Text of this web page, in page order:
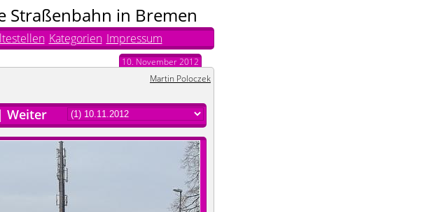
Straßenbahn in Bremen
Kategorien Impressum
10. November 2012
Martin Poloczek
| Weiter